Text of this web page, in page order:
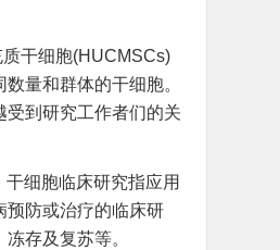
干细胞(HUCMSCs)
量和群体的干细胞。
到研究工作者们的关
干细胞临床研究指应用
预防或治疗的临床研
存及复苏等。